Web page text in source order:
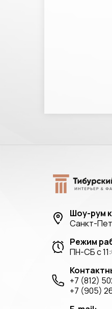
Шоу-рум
Санкт-
Режим
ПН-СБ с
+7 (812)
+7 (905)